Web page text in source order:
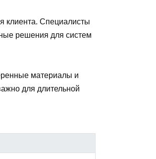
клиента. Специалисты
решения для систем
материалы и
для длительной